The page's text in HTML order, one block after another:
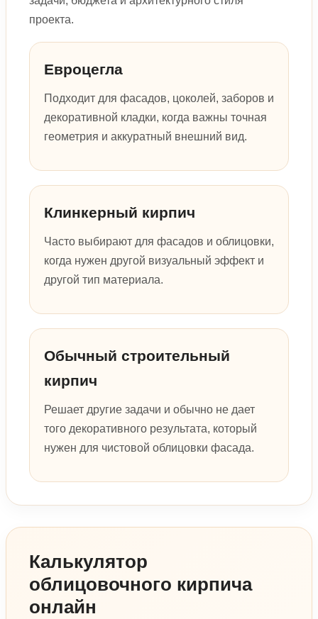
проекта.
Евроцегла
Подходит для фасадов, цоколей, заборов и
декоративной кладки, когда важны точная
геометрия и аккуратный внешний вид.
Клинкерный кирпич
Часто выбирают для фасадов и облицовки,
когда нужен другой визуальный эффект и
другой тип материала.
Обычный строительный
кирпич
Решает другие задачи и обычно не дает
того декоративного результата, который
нужен для чистовой облицовки фасада.
Калькулятор
облицовочного кирпича
онлайн